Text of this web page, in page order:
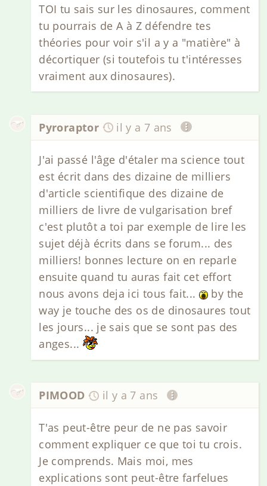
TOI tu sais sur les dinosaures, comment
tu pourrais de A à Z défendre tes
théories pour voir s'il a y a "matière" à
décortiquer (si toutefois tu t'intéresses
vraiment aux dinosaures).
Pyroraptor il y a 7 ans
J'ai passé l'âge d'étaler ma science tout
est écrit dans des dizaine de milliers
d'article scientifique des dizaine de
milliers de livre de vulgarisation bref
c'est plutôt a toi par exemple de lire les
sujet déjà écrits dans se forum... des
milliers! bonnes lecture on en reparle
ensuite quand tu auras fait cet effort
nous avons deja ici tous fait...
by the
way je touche des os de dinosaures tout
les jours... je sais que se sont pas des
anges...
PIMOOD il y a 7 ans
T'as peut-être peur de ne pas savoir
comment expliquer ce que toi tu crois.
Je comprends. Mais moi, mes
explications sont peut-être farfelues